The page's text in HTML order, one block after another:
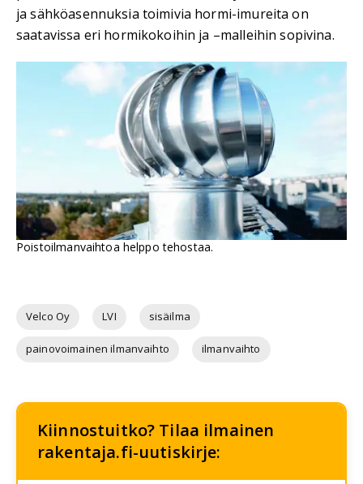
ja sähköasennuksia toimivia hormi-imureita on
saatavissa eri hormikokoihin ja –malleihin sopivina.
Poistoilmanvaihtoa helppo tehostaa.
Velco Oy LVI sisäilma
painovoimainen ilmanvaihto ilmanvaihto
Kiinnostuitko? Tilaa ilmainen
rakentaja.fi-uutiskirje: